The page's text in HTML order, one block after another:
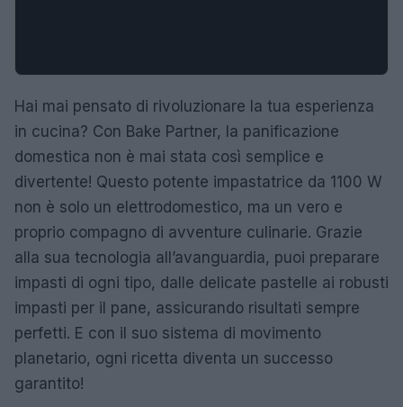
Hai mai pensato di rivoluzionare la tua esperienza
in cucina? Con Bake Partner, la panificazione
domestica non è mai stata così semplice e
divertente! Questo potente impastatrice da 1100 W
non è solo un elettrodomestico, ma un vero e
proprio compagno di avventure culinarie. Grazie
alla sua tecnologia all’avanguardia, puoi preparare
impasti di ogni tipo, dalle delicate pastelle ai robusti
impasti per il pane, assicurando risultati sempre
perfetti. E con il suo sistema di movimento
planetario, ogni ricetta diventa un successo
garantito!